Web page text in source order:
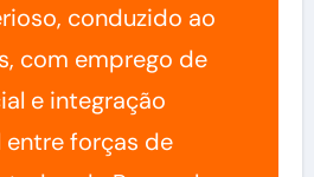
conduzido ao
com emprego de
e integração
forças de